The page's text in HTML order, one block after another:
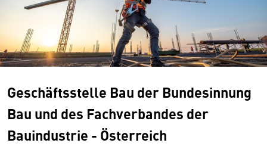
Geschäftsstelle Bau der Bundesinnung
Bau und des Fachverbandes der
Bauindustrie - Österreich